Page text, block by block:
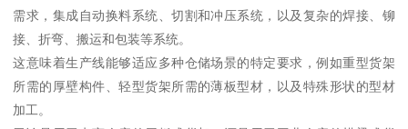
需求，集成自动换料系统、切割和冲压系统，以及复杂的焊接、铆
接、折弯、搬运和包装等系统。
这意味着生产线能够适应多种仓储场景的特定要求，例如重型货架
所需的厚壁构件、轻型货架所需的薄板型材，以及特殊形状的型材
加工。